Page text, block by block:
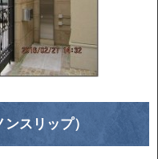
スリップ）